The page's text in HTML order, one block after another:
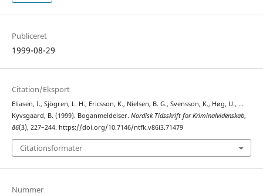
Publiceret
1999-08-29
Citation/Eksport
Eliasen, I., Sjögren, L. H., Ericsson, K., Nielsen, B. G., Svensson, K., Høg, U., …
Kyvsgaard, B. (1999). Boganmeldelser. Nordisk Tidsskrift for Kriminalvidenskab,
86(3), 227–244. https://doi.org/10.7146/ntfk.v86i3.71479
Citationsformater
Nummer